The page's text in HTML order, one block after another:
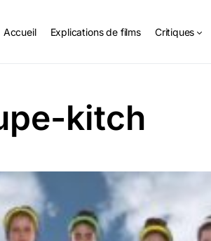
Accueil Explications de films Critiques
kitch